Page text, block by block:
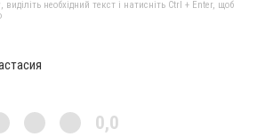
необхідний текст і натисніть Ctrl + Enter, щоб
0,0